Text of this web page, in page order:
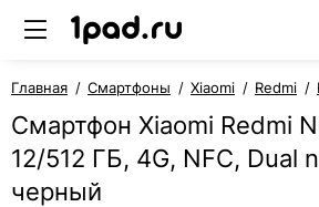
Главная Смартфоны Xiaomi Redmi
Смартфон Xiaomi Redmi
12/512 ГБ, 4G, NFC, Dual
черный